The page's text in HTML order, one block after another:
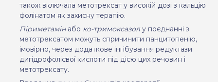
також включала метотрексат у високій дозі з кальцію
фолінатом як захисну терапію.
Піриметамінабо ко-тримоксазол у поєднанні з
метотрексатом можуть спричинити панцитопенію,
імовірно, через додаткове інгібування редуктази
дигідрофолієвої кислоти під дією цих речовин і
метотрексату.